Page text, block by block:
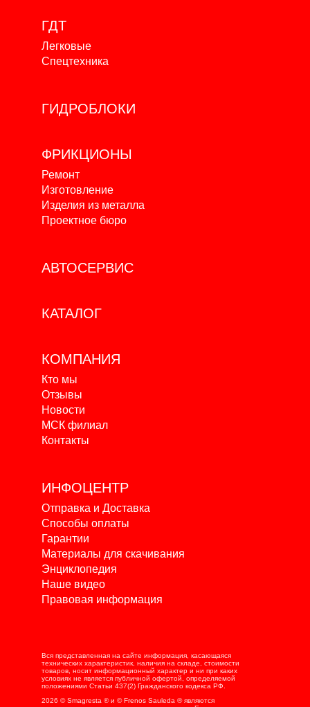
ГДТ
Легковые
Спецтехника
ГИДРОБЛОКИ
ФРИКЦИОНЫ
Ремонт
Изготовление
Изделия из металла
Проектное бюро
АВТОСЕРВИС
КАТАЛОГ
КОМПАНИЯ
Кто мы
Отзывы
Новости
МСК филиал
Контакты
ИНФОЦЕНТР
Отправка и Доставка
Способы оплаты
Гарантии
Материалы для скачивания
Энциклопедия
Наше видео
Правовая информация
Вся представленная на сайте информация, касающаяся
технических характеристик, наличия на складе, стоимости
товаров, носит информационный характер и ни при каких
условиях не является публичной офертой, определяемой
положениями Статьи 437(2) Гражданского кодекса РФ.
2026 © Smagresta ® и © Frenos Sauleda ® являются